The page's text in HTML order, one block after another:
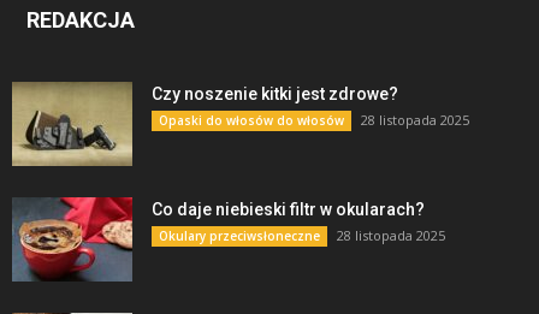
REDAKCJA
Czy noszenie kitki jest zdrowe?
Opaski do włosów do włosów 28 listopada 2025
Co daje niebieski filtr w okularach?
Okulary przeciwsłoneczne 28 listopada 2025